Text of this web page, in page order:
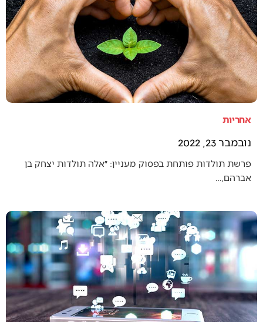
אחריות
נובמבר 23, 2022
פרשת תולדות פותחת בפסוק מעניין: ״אלה תולדות יצחק בן
אברהם,…